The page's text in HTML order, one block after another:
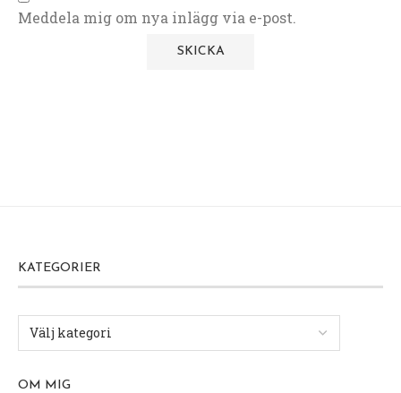
Meddela mig om nya inlägg via e-post.
KATEGORIER
OM MIG